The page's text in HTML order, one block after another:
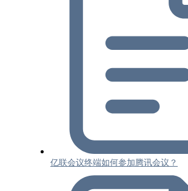
亿联会议终端如何参加腾讯会议？